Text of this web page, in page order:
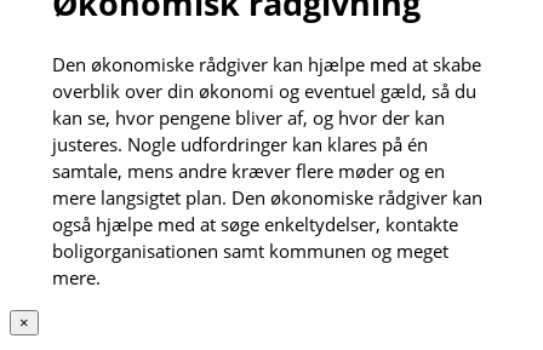
Den økonomiske rådgiver kan hjælpe med at skabe
overblik over din økonomi og eventuel gæld, så du
kan se, hvor pengene bliver af, og hvor der kan
justeres. Nogle udfordringer kan klares på én
samtale, mens andre kræver flere møder og en
mere langsigtet plan. Den økonomiske rådgiver kan
også hjælpe med at søge enkeltydelser, kontakte
boligorganisationen samt kommunen og meget
mere.
×